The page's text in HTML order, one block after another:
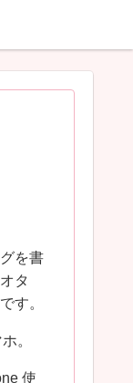
を書
タ
す。
。
使